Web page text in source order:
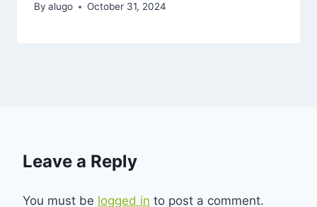
By alugo October 31, 2024
Leave a Reply
You must be logged in to post a comment.